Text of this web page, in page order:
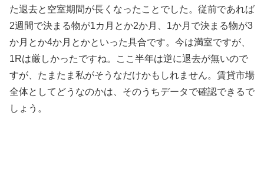
た退去と空室期間が長くなったことでした。従前であれば
2週間で決まる物が1カ月とか2か月、1か月で決まる物が3
か月とか4か月とかといった具合です。今は満室ですが、
1Rは厳しかったですね。ここ半年は逆に退去が無いので
すが、たまたま私がそうなだけかもしれません。賃貸市場
全体としてどうなのかは、そのうちデータで確認できるで
しょう。